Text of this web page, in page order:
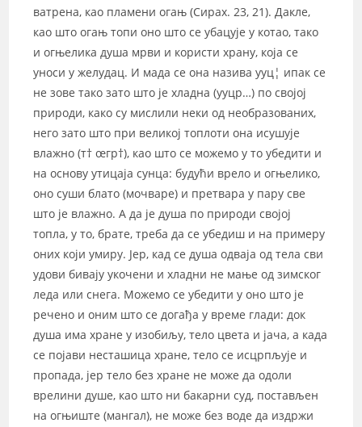
ватрена, као пламени огањ (Сирах. 23, 21). Дакле,
као што огањ топи оно што се убацује у котао, тако
и огњелика душа мрви и користи храну, која се
уноси у желудац. И мада се она назива yуц¦ ипак се
не зове тако зато што је хладна (yуцр…) по својој
природи, како су мислили неки од необразованих,
него зато што при великој топлоти она исушује
влажно (т† œгр†), као што се можемо у то убедити и
на основу утицаја сунца: будући врело и огњелико,
оно суши блато (мочваре) и претвара у пару све
што је влажно. А да је душа по природи својој
топла, у то, брате, треба да се убедиш и на примеру
оних који умиру. Јер, кад се душа одваја од тела сви
удови бивају укочени и хладни не мање од зимског
леда или снега. Можемо се убедити у оно што је
речено и оним што се догађа у време глади: док
душа има хране у изобиљу, тело цвета и јача, а када
се појави несташица хране, тело се исцрпљује и
пропада, јер тело без хране не може да одоли
врелини душе, као што ни бакарни суд, постављен
на огњиште (мангал), не може без воде да издржи